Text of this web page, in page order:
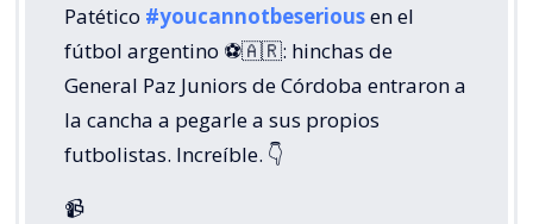
Patético #youcannotbeseriousen el
fútbol argentino ⚽️🇦🇷: hinchas de
General Paz Juniors de Córdoba entraron a
la cancha a pegarle a sus propios
futbolistas. Increíble. 👇
📹